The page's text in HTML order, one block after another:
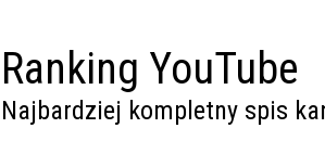
Ranking YouTube
Najbardziej kompletny spis